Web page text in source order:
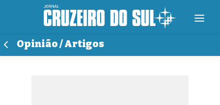
Opinião / Artigos